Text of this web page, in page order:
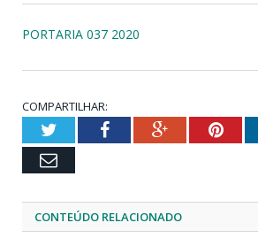
PORTARIA 037 2020
COMPARTILHAR:
TwitterFacebookGoogle+
Email
CONTEÚDO RELACIONADO